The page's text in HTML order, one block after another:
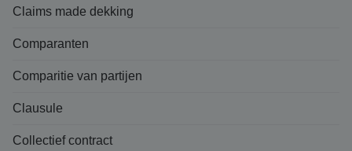
Claims made dekking
Comparanten
Comparitie van partijen
Clausule
Collectief contract